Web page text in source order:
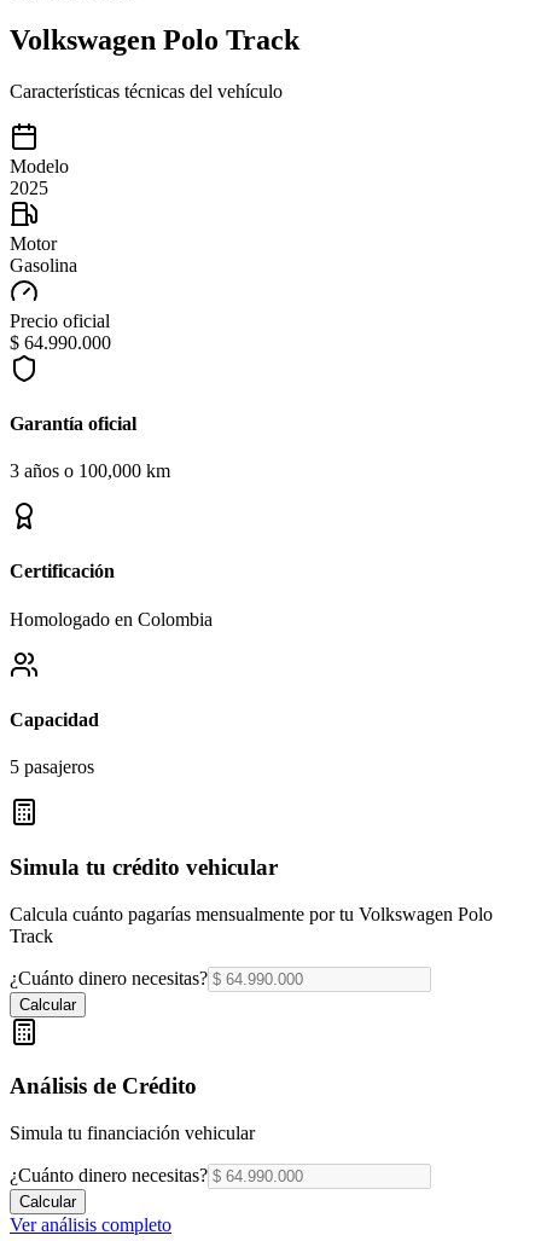
Volkswagen Polo Track
Características técnicas del vehículo
Modelo
2025
Motor
Gasolina
Precio oficial
$ 64.990.000
Garantía oficial
3 años o 100,000 km
Certificación
Homologado en Colombia
Capacidad
5 pasajeros
Simula tu crédito vehicular
Calcula cuánto pagarías mensualmente por tu Volkswagen Polo
Track
¿Cuánto dinero necesitas?
Calcular
Análisis de Crédito
Simula tu financiación vehicular
¿Cuánto dinero necesitas?
Calcular
Ver análisis completo